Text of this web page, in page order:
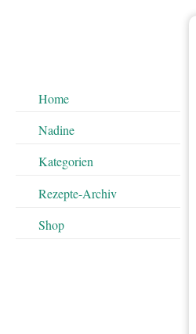
Home
Nadine
Kategorien
Rezepte-Archiv
Shop